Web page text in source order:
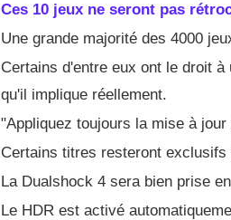
Ces 10 jeux ne seront pas
Une grande majorité des 4000
Certains d'entre eux ont le droit
qu'il implique réellement.
"Appliquez toujours la mise à
Certains titres resteront exclusifs
La Dualshock 4 sera bien prise
Le HDR est activé